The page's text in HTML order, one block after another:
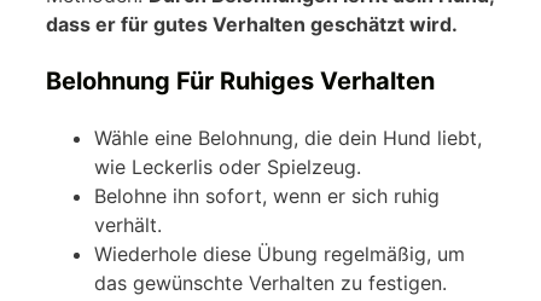
dass er für gutes Verhalten geschätzt wird.
Belohnung Für Ruhiges Verhalten
Wähle eine Belohnung, die dein Hund liebt,
wie Leckerlis oder Spielzeug.
Belohne ihn sofort, wenn er sich ruhig
verhält.
Wiederhole diese Übung regelmäßig, um
das gewünschte Verhalten zu festigen.